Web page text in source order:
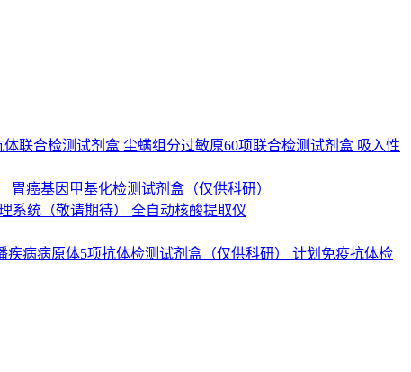
体联合检测试剂盒 尘螨组分过敏原60项联合检测试剂盒 吸入性
胃癌基因甲基化检测试剂盒（仅供科研）
系统（敬请期待） 全自动核酸提取仪
疾病病原体5项抗体检测试剂盒（仅供科研） 计划免疫抗体检